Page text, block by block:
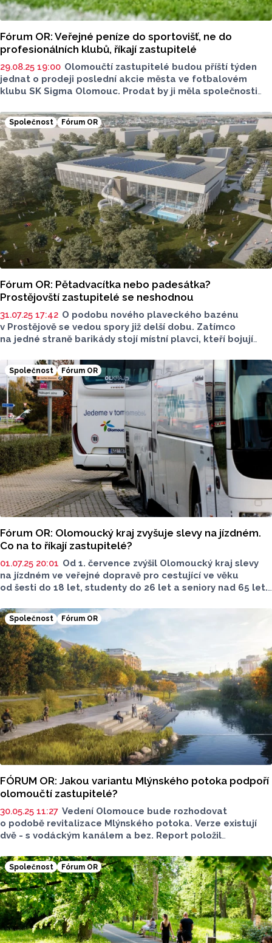
Fórum OR: Veřejné peníze do sportovišť, ne do
profesionálních klubů, říkají zastupitelé
29.08.25 19:00 Olomoučtí zastupitelé budou příští týden
jednat o prodeji poslední akcie města ve fotbalovém
klubu SK Sigma Olomouc. Prodat by ji měla společnosti
klubu. Pokud zastupitelé transakci schválí a následně
ji odsouhlasí i valná hromada klubu, ukončí Olomouc
mnohaletou majetkovou účast ve fotbalovém klubu.
Proto oslovil Report olomoucké zastupitele s otázkou:
"Měla by se města angažovat ve sportovních klubech?
Proč?" Odpovědi jsou zveřejněna v pořadí, v jakém
je zastupitelé zaslali.
Společnost Fórum OR
Fórum OR: Pětadvacítka nebo padesátka?
Prostějovští zastupitelé se neshodnou
31.07.25 17:42 O podobu nového plaveckého bazénu
v Prostějově se vedou spory již delší dobu. Zatímco
na jedné straně barikády stojí místní plavci, kteří bojují
vedení magistrátu, kteří prosazují 25metrovou variantu.
Jakou podobu bazénu by si ale přáli městští zastupitelé?
Report oslovil zástupce jednotlivých politických subjektů
s otázkou: "Jak by měl vypadat plánovaný plavecký
bazén? Co říkáte na aktuální situaci kolem něho?"
Odpovědi jsme zveřejnili v pořadí, v jakém je zastupitelé
zaslali.
Společnost Fórum OR
Fórum OR: Olomoucký kraj zvyšuje slevy na jízdném.
Co na to říkají zastupitelé?
01.07.25 20:01 Od 1. července zvýšil Olomoucký kraj slevy
na jízdném ve veřejné dopravě pro cestující ve věku
od šesti do 18 let, studenty do 26 let a seniory nad 65 let.
zasedání odhlasovali navýšení na 75 procent. Hlasování
se zúčastnilo celkem 50 zastupitelů, přičemž proti návrhu
hlasovaly pouze kluby Starostové pro Olomoucký kraj
a Spojenci24. Ve Fóru, tentokrát z Olomouckého kraje,
Report položil vybraným zastupitelům z každého klubu
otázku: "Jak hodnotíte rozhodnutí krajské rady zvýšit slevy
na jízdné pro studenty a seniory? A co to podle Vás může
znamenat?" Odpovědi jsou zveřejněny v pořadí, v jakém
je zastupitelé zaslali.
Společnost Fórum OR
FÓRUM OR: Jakou variantu Mlýnského potoka podpoří
olomoučtí zastupitelé?
30.05.25 11:27 Vedení Olomouce bude rozhodovat
o podobě revitalizace Mlýnského potoka. Verze existují
dvě - s vodáckým kanálem a bez. Report položil
revitalizace Mlýnského potoka se přikláníte?" Odpovědi
jsou zveřejněny v pořadí, v jakém je zastupitelé zaslali.
Společnost Fórum OR